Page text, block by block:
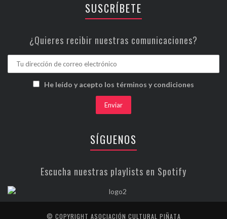
SUSCRÍBETE
¿Quieres recibir nuestras comunicaciones?
He leído y acepto los términos y condiciones
SÍGUENOS
Escucha nuestras playlists en Spotify
© COPYRIGHT ASOCIACIÓN CULTURAL PIÑATA